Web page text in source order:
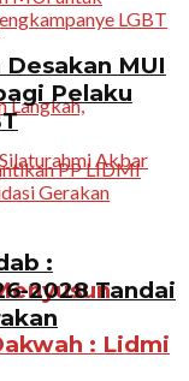
: Lidmi
MUI
Pelaku
:
2028 Tandai